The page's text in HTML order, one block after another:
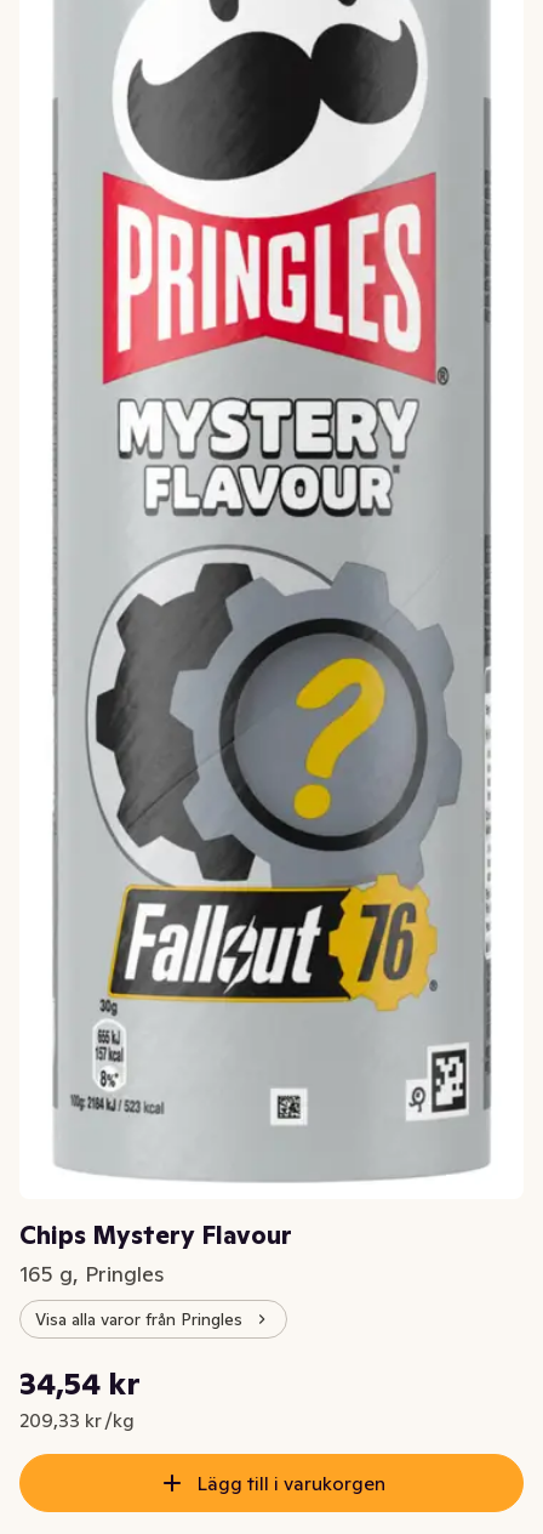
Chips Mystery Flavour
165 g, Pringles
Visa alla varor från Pringles
Nuvarande pris är: 34,54 kr
34,54 kr
209,33 kr /kg
Styckpris: 209,33 kr /kg
Lägg till i varukorgen